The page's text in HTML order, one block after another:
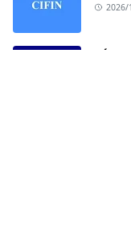
2026/